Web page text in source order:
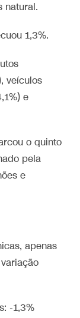
natural.
1,3%.
veículos
e
o quinto
pela
e
apenas
-1,3%